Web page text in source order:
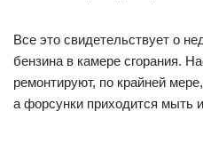
Все это свидетельствует о
бензина в камере сгорания.
ремонтируют, по крайней
а форсунки приходится мыть